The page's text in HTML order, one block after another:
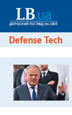
Defense Tech